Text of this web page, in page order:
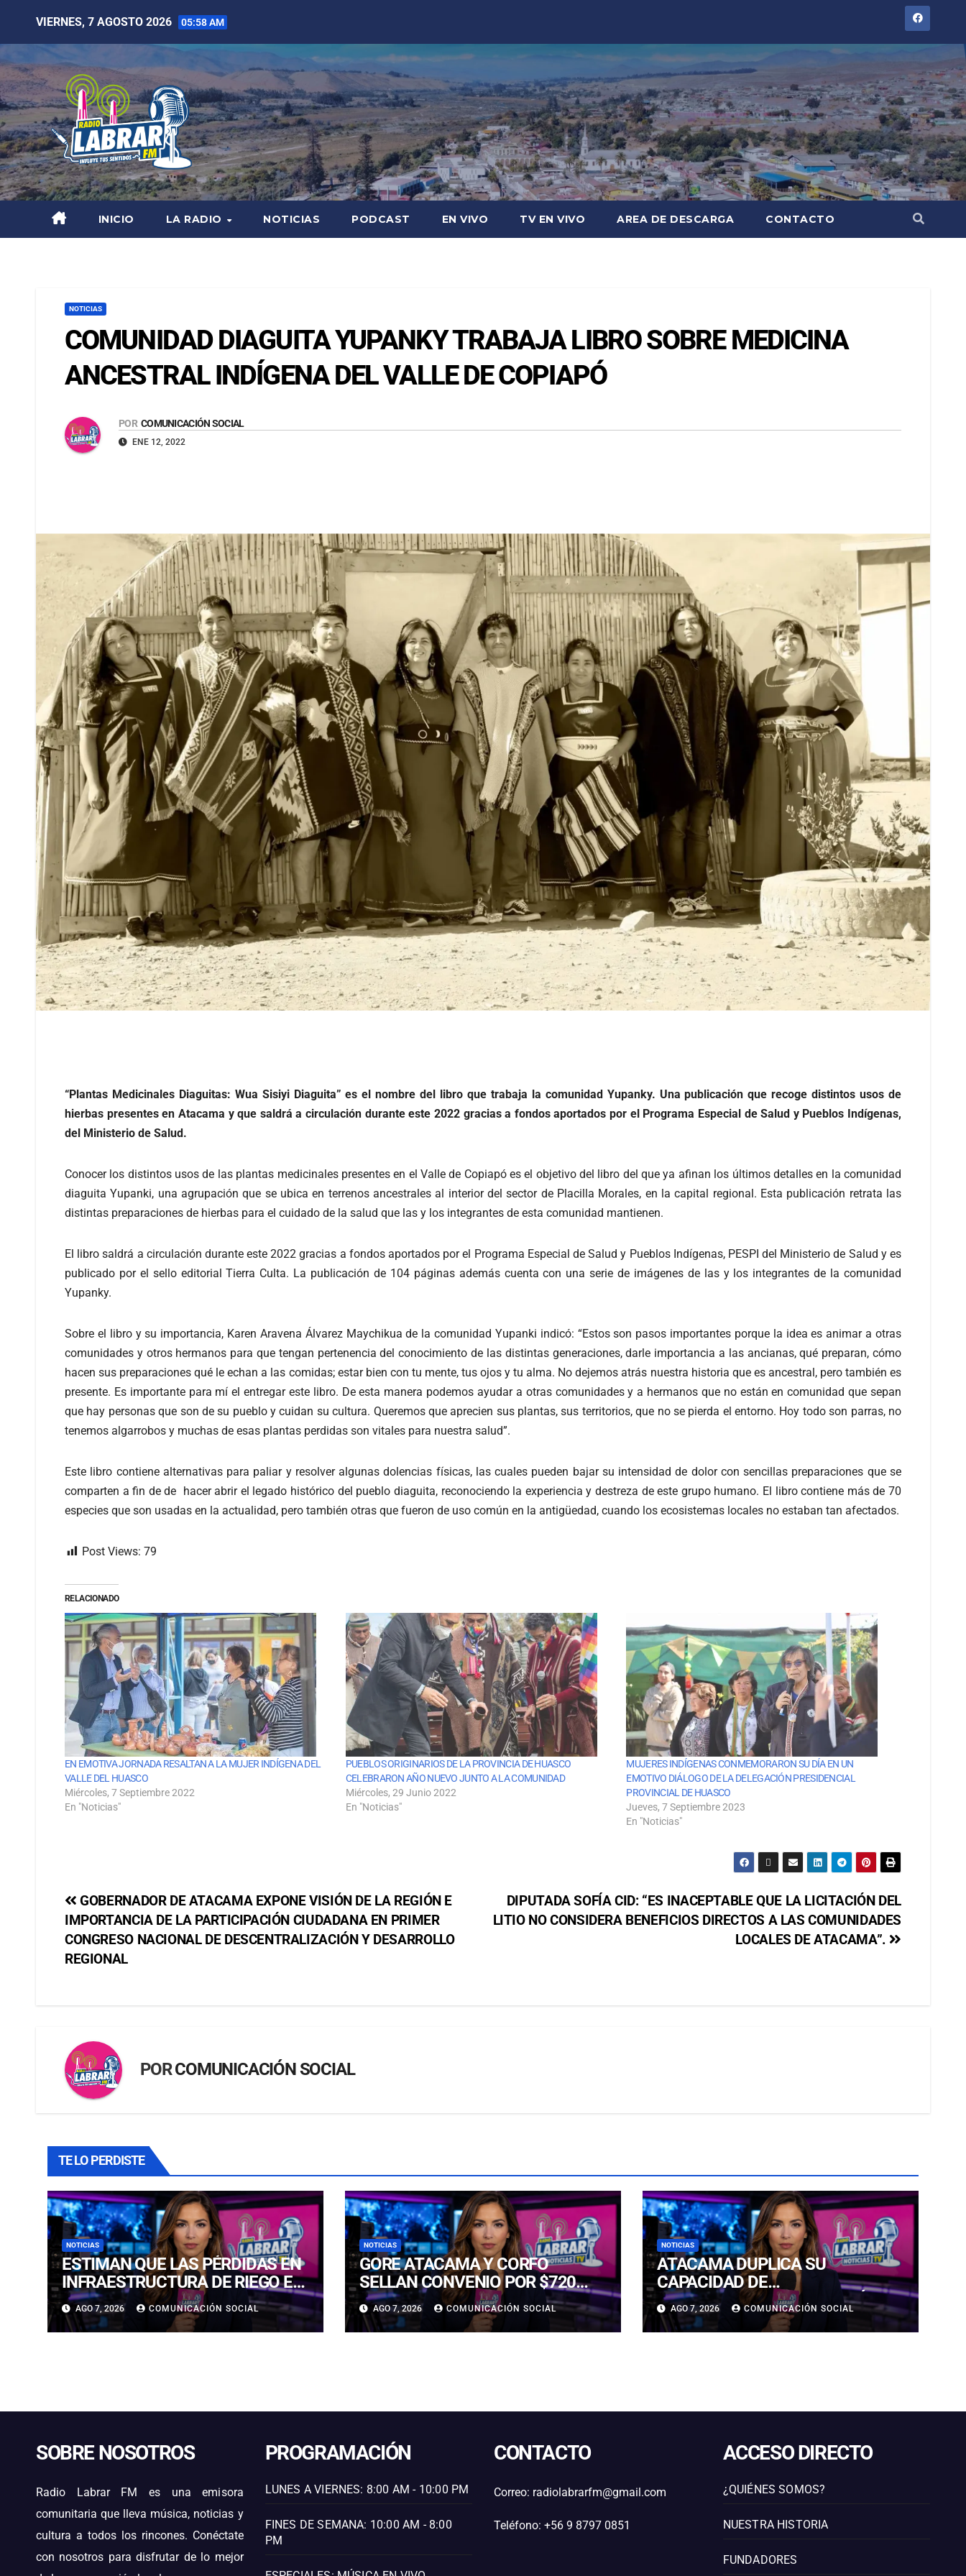
VIERNES, 7 AGOSTO 2026 05:58 AM
INICIO LA RADIO NOTICIAS PODCAST EN VIVO TV EN VIVO AREA DE DESCARGA CONTACTO
NOTICIAS
COMUNIDAD DIAGUITA YUPANKY TRABAJA LIBRO SOBRE MEDICINA
ANCESTRAL INDÍGENA DEL VALLE DE COPIAPÓ
POR COMUNICACIÓN SOCIAL
ENE 12, 2022
“Plantas Medicinales Diaguitas: Wua Sisiyi Diaguita” es el nombre del libro que trabaja la comunidad Yupanky. Una publicación que recoge distintos usos de
hierbas presentes en Atacama y que saldrá a circulación durante este 2022 gracias a fondos aportados por el Programa Especial de Salud y Pueblos Indígenas,
del Ministerio de Salud.
Conocer los distintos usos de las plantas medicinales presentes en el Valle de Copiapó es el objetivo del libro del que ya afinan los últimos detalles en la comunidad
diaguita Yupanki, una agrupación que se ubica en terrenos ancestrales al interior del sector de Placilla Morales, en la capital regional. Esta publicación retrata las
distintas preparaciones de hierbas para el cuidado de la salud que las y los integrantes de esta comunidad mantienen.
El libro saldrá a circulación durante este 2022 gracias a fondos aportados por el Programa Especial de Salud y Pueblos Indígenas, PESPI del Ministerio de Salud y es
publicado por el sello editorial Tierra Culta. La publicación de 104 páginas además cuenta con una serie de imágenes de las y los integrantes de la comunidad
Yupanky.
Sobre el libro y su importancia, Karen Aravena Álvarez Maychikua de la comunidad Yupanki indicó: “Estos son pasos importantes porque la idea es animar a otras
comunidades y otros hermanos para que tengan pertenencia del conocimiento de las distintas generaciones, darle importancia a las ancianas, qué preparan, cómo
hacen sus preparaciones qué le echan a las comidas; estar bien con tu mente, tus ojos y tu alma. No dejemos atrás nuestra historia que es ancestral, pero también es
presente. Es importante para mí el entregar este libro. De esta manera podemos ayudar a otras comunidades y a hermanos que no están en comunidad que sepan
que hay personas que son de su pueblo y cuidan su cultura. Queremos que aprecien sus plantas, sus territorios, que no se pierda el entorno. Hoy todo son parras, no
tenemos algarrobos y muchas de esas plantas perdidas son vitales para nuestra salud”.
Este libro contiene alternativas para paliar y resolver algunas dolencias físicas, las cuales pueden bajar su intensidad de dolor con sencillas preparaciones que se
comparten a fin de de hacer abrir el legado histórico del pueblo diaguita, reconociendo la experiencia y destreza de este grupo humano. El libro contiene más de 70
especies que son usadas en la actualidad, pero también otras que fueron de uso común en la antigüedad, cuando los ecosistemas locales no estaban tan afectados.
Post Views: 79
RELACIONADO
EN EMOTIVA JORNADA RESALTAN A LA MUJER INDÍGENA DEL
VALLE DEL HUASCO
Miércoles, 7 Septiembre 2022
En "Noticias"
PUEBLOS ORIGINARIOS DE LA PROVINCIA DE HUASCO
CELEBRARON AÑO NUEVO JUNTO A LA COMUNIDAD
Miércoles, 29 Junio 2022
En "Noticias"
MUJERES INDÍGENAS CONMEMORARON SU DÍA EN UN
EMOTIVO DIÁLOGO DE LA DELEGACIÓN PRESIDENCIAL
PROVINCIAL DE HUASCO
Jueves, 7 Septiembre 2023
En "Noticias"
DIPUTADA SOFÍA CID: “ES INACEPTABLE QUE LA LICITACIÓN DEL
LITIO NO CONSIDERA BENEFICIOS DIRECTOS A LAS COMUNIDADES
LOCALES DE ATACAMA”.
GOBERNADOR DE ATACAMA EXPONE VISIÓN DE LA REGIÓN E
IMPORTANCIA DE LA PARTICIPACIÓN CIUDADANA EN PRIMER
CONGRESO NACIONAL DE DESCENTRALIZACIÓN Y DESARROLLO
REGIONAL
PORCOMUNICACIÓN SOCIAL
TE LO PERDISTE
NOTICIAS
ESTIMAN QUE LAS PÉRDIDAS EN
INFRAESTRUCTURA DE RIEGO EN
LA CUENCA DEL HUASCO SON
MILLONARIAS
AGO 7, 2026 COMUNICACIÓN SOCIAL
NOTICIAS
GORE ATACAMA Y CORFO
SELLAN CONVENIO POR $720
MILLONES PARA LA
REACTIVACIÓN PRODUCTIVA DE
LA REGIÓN
AGO 7, 2026 COMUNICACIÓN SOCIAL
NOTICIAS
ATACAMA DUPLICA SU
CAPACIDAD DE
ALMACENAMIENTO ENERGÉTICO
Y CONSOLIDA SU LIDERAZGO EN
LA TRANSICIÓN ENERGÉTICA
AGO 7, 2026 COMUNICACIÓN SOCIAL
SOBRE NOSOTROS
Radio Labrar FM es una emisora
comunitaria que lleva música, noticias y
cultura a todos los rincones. Conéctate
con nosotros para disfrutar de lo mejor
PROGRAMACIÓN
LUNES A VIERNES: 8:00 AM - 10:00 PM
FINES DE SEMANA: 10:00 AM - 8:00
PM
CONTACTO
Correo: radiolabrarfm@gmail.com
Teléfono: +56 9 8797 0851
ACCESO DIRECTO
¿QUIÉNES SOMOS?
NUESTRA HISTORIA
FUNDADORES